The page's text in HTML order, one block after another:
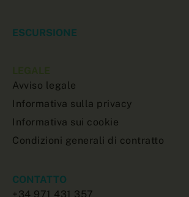
ESCURSIONE
Avviso legale
Informativa sulla privacy
Informativa sui cookie
Condizioni generali di contratto
CONTATTO
+34 971 431 357